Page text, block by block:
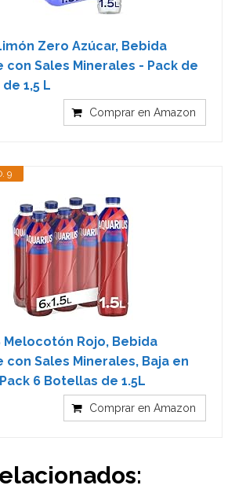
Zero Azúcar, Bebida
con Sales Minerales - Pack de
1,5 L
Comprar en Amazon
9
Melocotón Rojo, Bebida
con Sales Minerales, Baja en
6 Botellas de 1.5L
Comprar en Amazon